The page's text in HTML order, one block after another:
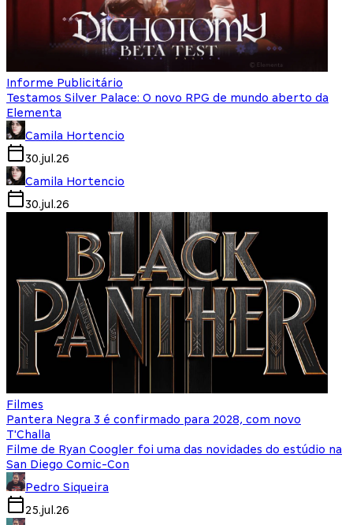
Informe Publicitário
Testamos Silver Palace: O novo RPG de mundo aberto da
Elementa
Camila Hortencio
30.jul.26
Camila Hortencio
30.jul.26
Filmes
Pantera Negra 3 é confirmado para 2028, com novo
T'Challa
Filme de Ryan Coogler foi uma das novidades do estúdio na
San Diego Comic-Con
Pedro Siqueira
25.jul.26